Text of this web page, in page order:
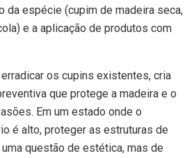
da espécie (cupim de madeira seca,
e a aplicação de produtos com
os cupins existentes, cria
que protege a madeira e o
Em um estado onde o
é alto, proteger as estruturas de
questão de estética, mas de